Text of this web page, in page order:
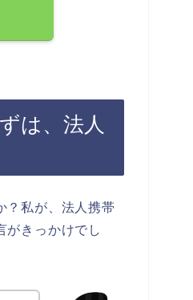
は、法人
？私が、法人携帯
がきっかけでし